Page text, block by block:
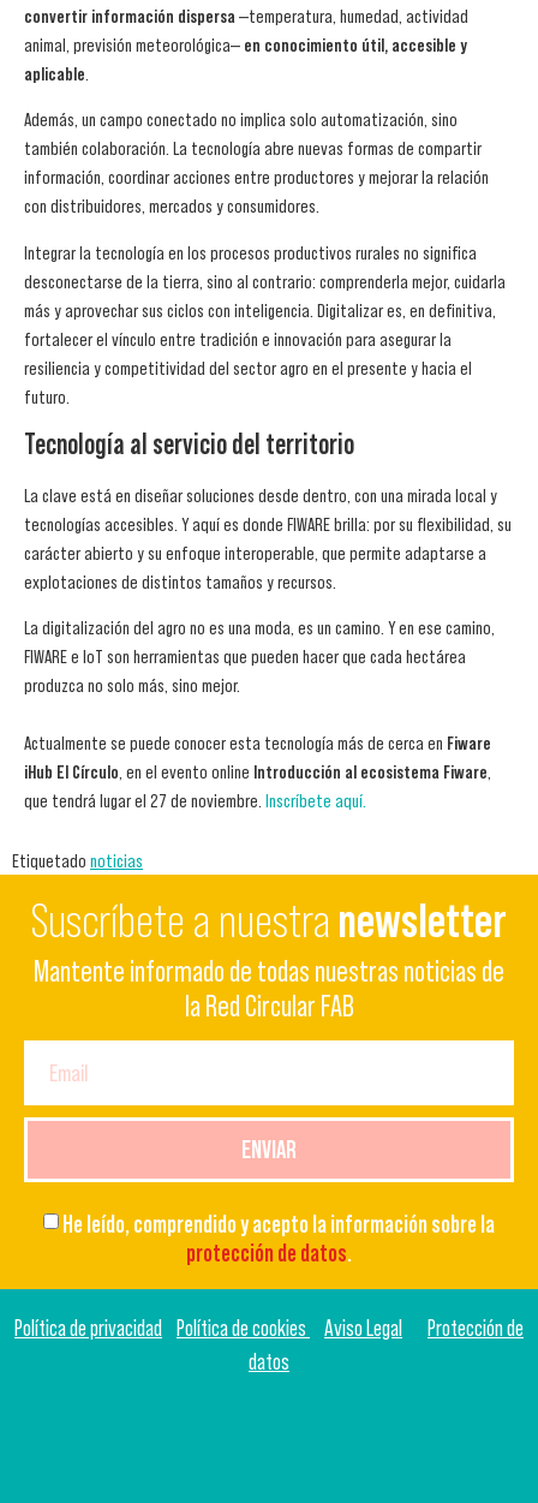
convertir información dispersa —temperatura, humedad, actividad
animal, previsión meteorológica— en conocimiento útil, accesible y
aplicable
Además, un campo conectado no implica solo automatización, sino
también colaboración. La tecnología abre nuevas formas de compartir
información, coordinar acciones entre productores y mejorar la relación
con distribuidores, mercados y consumidores.
Integrar la tecnología en los procesos productivos rurales no significa
desconectarse de la tierra, sino al contrario: comprenderla mejor, cuidarla
más y aprovechar sus ciclos con inteligencia. Digitalizar es, en definitiva,
fortalecer el vínculo entre tradición e innovación para asegurar la
resiliencia y competitividad del sector agro en el presente y hacia el
futuro.
Tecnología al servicio del territorio
La clave está en diseñar soluciones desde dentro, con una mirada local y
tecnologías accesibles. Y aquí es donde FIWARE brilla: por su flexibilidad, su
carácter abierto y su enfoque interoperable, que permite adaptarse a
explotaciones de distintos tamaños y recursos.
La digitalización del agro no es una moda, es un camino. Y en ese camino,
FIWARE e IoT son herramientas que pueden hacer que cada hectárea
produzca no solo más, sino mejor.
Actualmente se puede conocer esta tecnología más de cerca en Fiware
iHub El Círculo , en el evento online Introducción al ecosistema Fiware
que tendrá lugar el 27 de noviembre. Inscríbete aquí.
Etiquetado noticias
Suscríbete a nuestra newsletter
Mantente informado de todas nuestras noticias de
la Red Circular FAB
He leído, comprendido y acepto la información sobre la
protección de datos.
ENVIAR
Política de privacidad Política de cookies Aviso Legal
Protección de
datos